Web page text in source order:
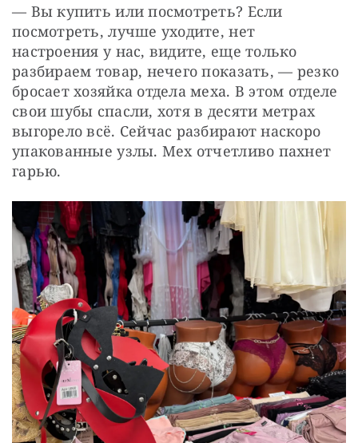
— Вы купить или посмотреть? Если
посмотреть, лучше уходите, нет
настроения у нас, видите, еще только
разбираем товар, нечего показать, — резко
бросает хозяйка отдела меха. В этом отделе
свои шубы спасли, хотя в десяти метрах
выгорело всё. Сейчас разбирают наскоро
упакованные узлы. Мех отчетливо пахнет
гарью.